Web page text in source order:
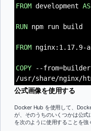
FROM development AS
RUN npm run build
FROM nginx:1.17.9-
COPY --
/usr/share/nginx/
公式画像を使用する
Docker Hub を使用して、
が、そのうちのいくつかは公
を次のように使用することを強